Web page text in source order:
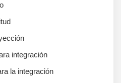
integración
la integración